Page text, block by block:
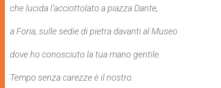
che lucida l’acciottolato a piazza Dante,
a Foria, sulle sedie di pietra davanti al Museo
dove ho conosciuto la tua mano gentile.
Tempo senza carezze è il nostro.